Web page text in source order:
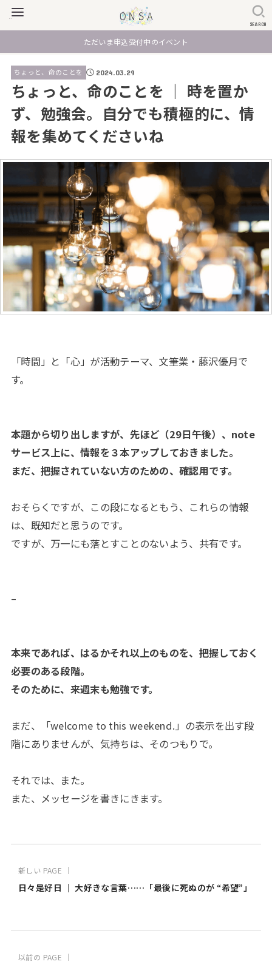
SEARCH
ただいま申込受付中のイベント
ちょっと、命のことを 2024.03.29
ちょっと、命のことを ｜ 時を置か
ず、勉強会。自分でも積極的に、情
報を集めてくださいね
「時間」と「心」が活動テーマ、文筆業・藤沢優月で
す。
本題から切り出しますが、先ほど（29日午後）、note
サービス上に、情報を３本アップしておきました。
まだ、把握されていない方のための、確認用です。
おそらくですが、この段になるともう、これらの情報
は、既知だと思うのです。
ですが、万一にも落とすことのないよう、共有です。
–
本来であれば、はるかそれ以上のものを、把握しておく
必要のある段階。
そのために、来週末も勉強です。
まだ、「welcome to this weekend.」の表示を出す段
階にありませんが、気持ちは、そのつもりで。
それでは、また。
また、メッセージを書きにきます。
新しい PAGE ｜
日々是好日 ｜ 大好きな言葉……「最後に死ぬのが “希望”」
以前の PAGE ｜